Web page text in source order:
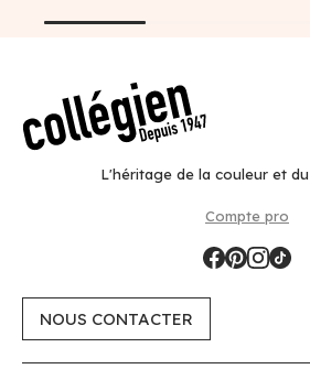
L'héritage de la couleur et
Compte pro
NOUS CONTACTER